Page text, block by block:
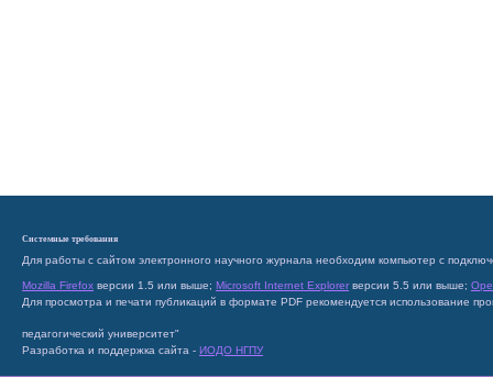
Системные требования
Для работы с сайтом электронного научного журнала необходим компьютер с
Mozilla Firefox версии 1.5 или выше; Microsoft Internet Explorer версии 5.5 или выше;
Для просмотра и печати публикаций в формате PDF рекомендуется использование
педагогический университет"
Разработка и поддержка сайта - ИОДО НГПУ